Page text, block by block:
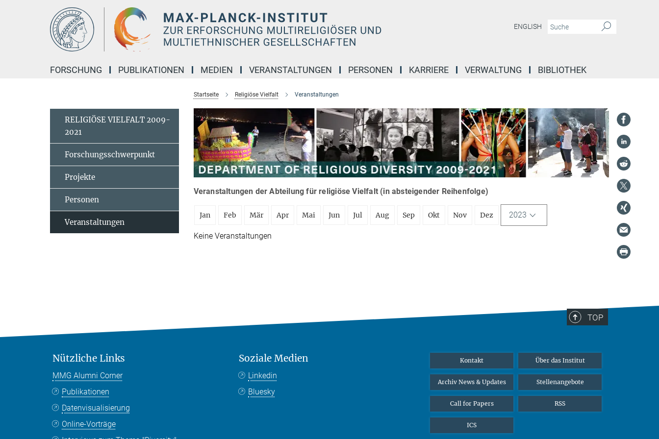
ENGLISH
FORSCHUNG PUBLIKATIONEN MEDIEN VERANSTALTUNGEN PERSONEN KARRIERE VERWALTUNG BIBLIOTHEK
Startseite Religiöse Vielfalt Veranstaltungen
Veranstaltungen der Abteilung für religiöse Vielfalt (in absteigender Reihenfolge)
Jan Feb Mär Apr Mai Jun Jul Aug Sep Okt Nov Dez 2023
Keine Veranstaltungen
RELIGIÖSE VIELFALT 2009-
2021
Forschungsschwerpunkt
Projekte
Personen
Veranstaltungen
TOP
Nützliche Links
MMG Alumni Corner
Publikationen
Datenvisualisierung
Online-Vorträge
Soziale Medien
Linkedin
Bluesky
Kontakt Über das Institut
Archiv News & Updates Stellenangebote
Call for Papers RSS
ICS